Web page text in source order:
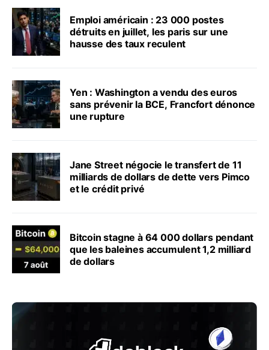
Emploi américain : 23 000 postes
détruits en juillet, les paris sur une
hausse des taux reculent
Yen : Washington a vendu des euros
sans prévenir la BCE, Francfort dénonce
une rupture
Jane Street négocie le transfert de 11
milliards de dollars de dette vers Pimco
et le crédit privé
Bitcoin stagne à 64 000 dollars pendant
que les baleines accumulent 1,2 milliard
de dollars